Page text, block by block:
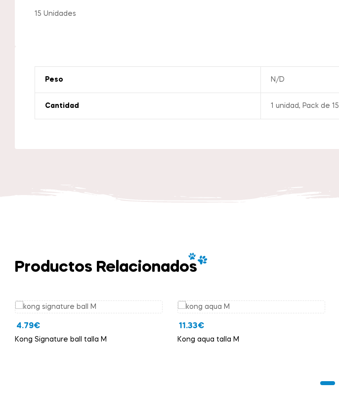
15 Unidades
Peso N/D
Cantidad 1 unidad, Pack de 15
Productos Relacionados
4.79€
Kong Signature ball talla M
11.33€
Kong aqua talla M